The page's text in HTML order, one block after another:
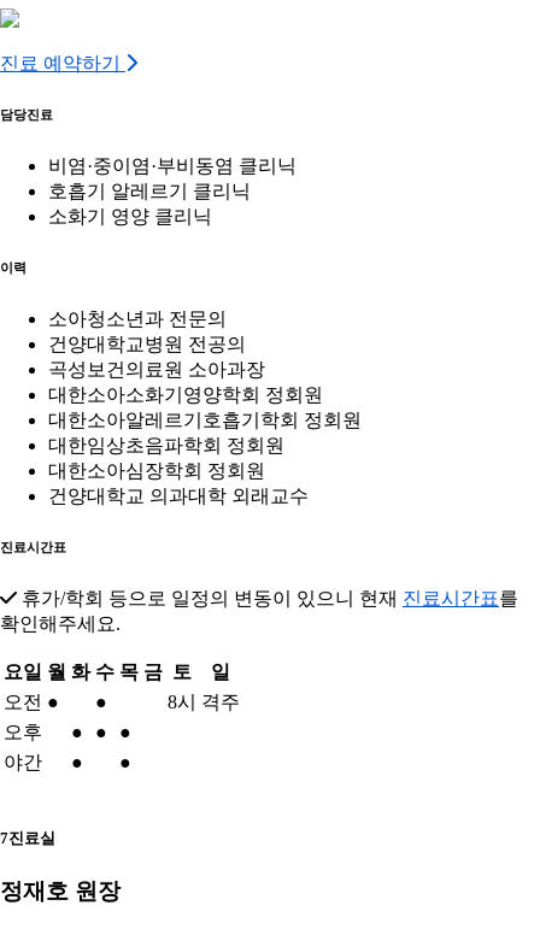
진료 예약하기
담당진료
비염·중이염·부비동염 클리닉
호흡기 알레르기 클리닉
소화기 영양 클리닉
이력
소아청소년과 전문의
건양대학교병원 전공의
곡성보건의료원 소아과장
대한소아소화기영양학회 정회원
대한소아알레르기호흡기학회 정회원
대한임상초음파학회 정회원
대한소아심장학회 정회원
건양대학교 의과대학 외래교수
진료시간표
휴가/학회 등으로 일정의 변동이 있으니 현재 진료시간표를
확인해주세요.
요일 월 화 수 목 금 토
일
오전 ● ● 8시
격주
오후
● ●
●
야간
● ●
7진료실
정재호 원장